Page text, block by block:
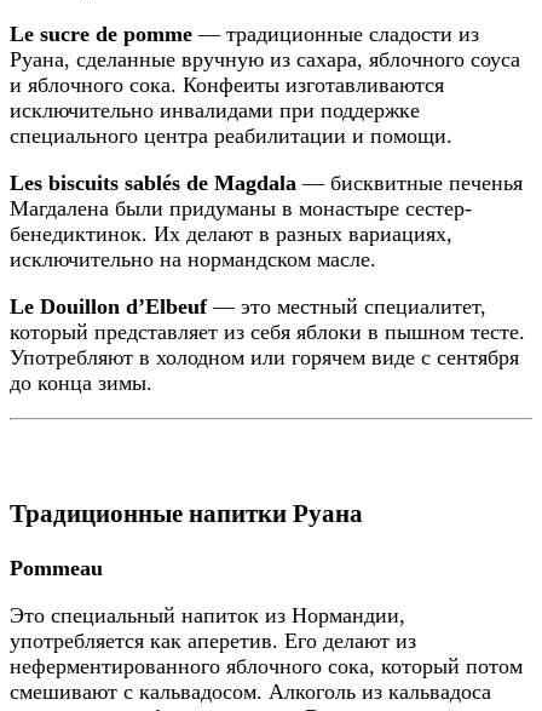
Le sucre de pomme — традиционные сладости из
Руана, сделанные вручную из сахара, яблочного соуса
и яблочного сока. Конфеиты изготавливаются
исключительно инвалидами при поддержке
специального центра реабилитации и помощи.
Les biscuits sablés de Magdala — бисквитные печенья
Магдалена были придуманы в монастыре сестер-
бенедиктинок. Их делают в разных вариациях,
исключительно на нормандском масле.
Le Douillon d’Elbeuf— это местный специалитет,
который представляет из себя яблоки в пышном тесте.
Употребляют в холодном или горячем виде с сентября
до конца зимы.
Традиционные напитки Руана
Pommeau
Это специальный напиток из Нормандии,
употребляется как аперетив. Его делают из
неферментированного яблочного сока, который потом
смешивают с кальвадосом. Алкоголь из кальвадоса